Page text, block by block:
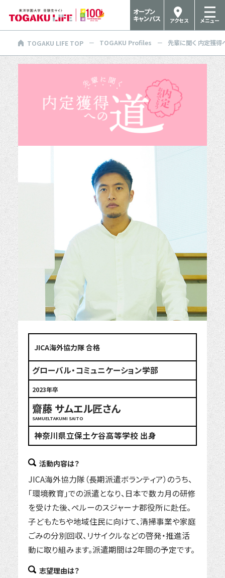
メニュー
アクセス
オープン
キャンパス
TOGAKU LIFE TOP TOGAKU Profiles 先輩に聞く 内定獲得
JICA海外協力隊 合格
グローバル・コミュニケーション学部
2023年卒
齋藤 サムエル匠さん
SAMUELTAKUMI SAITO
神奈川県立保土ケ谷高等学校 出身
活動内容は？
JICA海外協力隊（長期派遣ボランティア）のうち、
「環境教育」での派遣となり、日本で数カ月の研修
を受けた後、ペルーのスジャーナ郡役所に赴任。
子どもたちや地域住民に向けて、清掃事業や家庭
ごみの分別回収、リサイクルなどの啓発・推進活
動に取り組みます。派遣期間は2年間の予定です。
志望理由は？